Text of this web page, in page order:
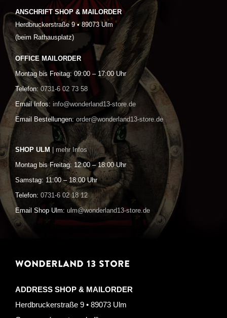
ANSCHRIFT SHOP & MAILORDER
Herdbruckerstraße 9 • 89073 Ulm
(beim Rathausplatz)
OFFICE MAILORDER
Montag bis Freitag: 09:00 – 17:00 Uhr
Telefon: 0731-6 02 73 58
Email Infos: info@wonderland13-store.de
Email Bestellungen: order@wonderland13-store.de
SHOP ULM | mehr Infos
Montag bis Freitag: 12:00 – 18:00 Uhr
Samstag: 11:00 – 18:00 Uhr
Telefon: 0731-6 02 18 12
Email Shop Ulm: ulm@wonderland13-store.de
WONDERLAND 13 STORE
ADDRESS SHOP & MAILORDER
Herdbruckerstraße 9 • 89073 Ulm